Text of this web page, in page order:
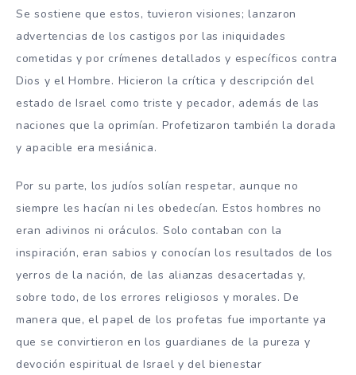
Se sostiene que estos, tuvieron visiones; lanzaron
advertencias de los castigos por las iniquidades
cometidas y por crímenes detallados y específicos contra
Dios y el Hombre. Hicieron la crítica y descripción del
estado de Israel como triste y pecador, además de las
naciones que la oprimían. Profetizaron también la dorada
y apacible era mesiánica.
Por su parte, los judíos solían respetar, aunque no
siempre les hacían ni les obedecían. Estos hombres no
eran adivinos ni oráculos. Solo contaban con la
inspiración, eran sabios y conocían los resultados de los
yerros de la nación, de las alianzas desacertadas y,
sobre todo, de los errores religiosos y morales. De
manera que, el papel de los profetas fue importante ya
que se convirtieron en los guardianes de la pureza y
devoción espiritual de Israel y del bienestar